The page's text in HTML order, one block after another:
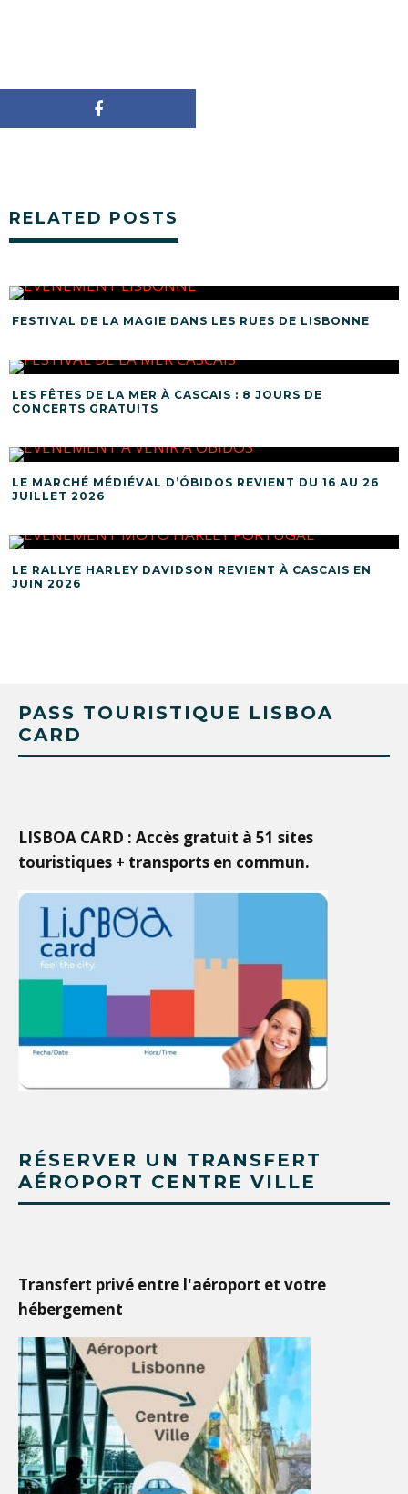
RELATED POSTS
FESTIVAL DE LA MAGIE DANS LES RUES DE LISBONNE
LES FÊTES DE LA MER À CASCAIS : 8 JOURS DE
CONCERTS GRATUITS
LE MARCHÉ MÉDIÉVAL D’ÓBIDOS REVIENT DU 16 AU 26
JUILLET 2026
LE RALLYE HARLEY DAVIDSON REVIENT À CASCAIS EN
JUIN 2026
PASS TOURISTIQUE LISBOA
CARD
LISBOA CARD : Accès gratuit à 51 sites
touristiques + transports en commun.
RÉSERVER UN TRANSFERT
AÉROPORT CENTRE VILLE
Transfert privé entre l'aéroport et votre
hébergement